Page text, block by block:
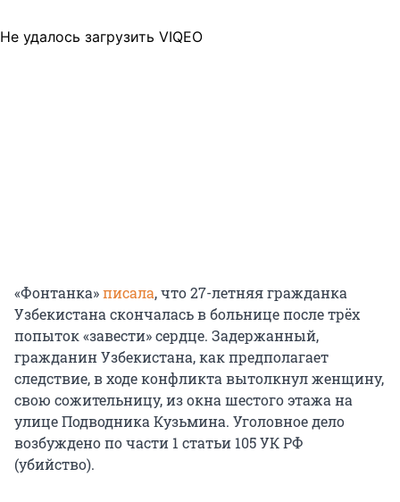
Не удалось загрузить VIQEO
«Фонтанка»писала, что 27-летняя гражданка
Узбекистана скончалась в больнице после трёх
попыток «завести» сердце. Задержанный,
гражданин Узбекистана, как предполагает
следствие, в ходе конфликта вытолкнул женщину,
свою сожительницу, из окна шестого этажа на
улице Подводника Кузьмина. Уголовное дело
возбуждено по части 1 статьи 105 УК РФ
(убийство).